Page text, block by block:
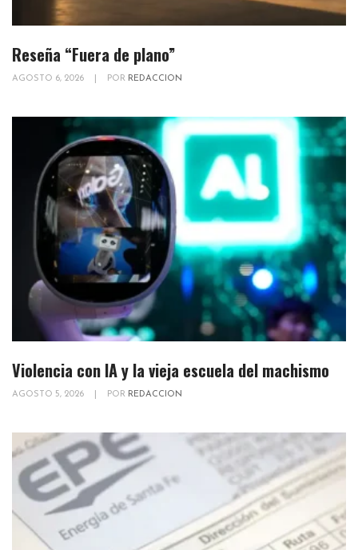
Reseña “Fuera de plano”
AGOSTO 6, 2026 POR REDACCION
Violencia con IA y la vieja escuela del machismo
AGOSTO 5, 2026 POR REDACCION